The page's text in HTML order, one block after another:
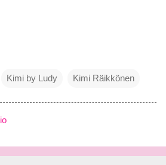
Kimi by Ludy Kimi Räikkönen